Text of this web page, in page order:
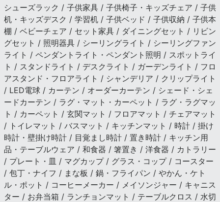
シューズラック / 子供家具 / 子供椅子・キッズチェア / 子供
机・キッズデスク / 学習机 / 子供ベッド / 子供収納 / 子供本
棚 / ベビーチェア / セット家具 / ダイニングセット / リビン
グセット / 照明器具 / シーリングライト / シーリングファン
ライト / ペンダントライト・ペンダント照明 / スポットライ
ト / スタンドライト / デスクライト / ガーデンライト / フロ
アスタンド・フロアライト / シャンデリア / クリップライト
/ LED電球 / カーテン / オーダーカーテン / シェード・シェ
ードカーテン / ラグ・マット・カーペット / ラグ・ラグマッ
ト / カーペット / 玄関マット / フロアマット / チェアマット
/ トイレマット / バスマット / キッチンマット / 時計 / 掛け
時計・壁掛け時計 / 目覚まし時計 / 置き時計 / キッチン用
品・テーブルウェア / 和食器 / 箸置き / 洋食器 / カトラリー
/ プレート・皿 / マグカップ / グラス・コップ / コースター
/ 包丁・ナイフ / まな板 / 鍋・フライパン / やかん・ケト
ル・ポット / コーヒーメーカー / メイソンジャー / キャニス
ター / お弁当箱 / ランチョンマット / テーブルクロス / 水切